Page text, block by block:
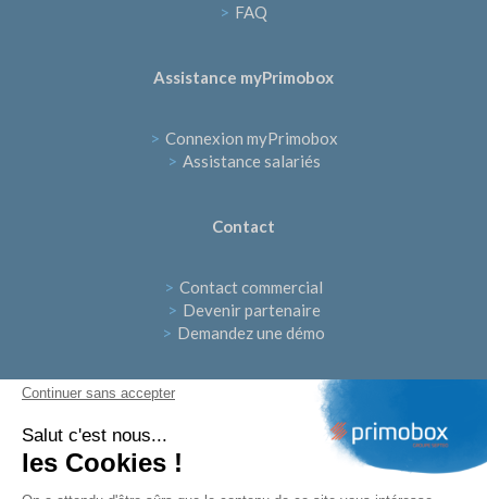
> FAQ
Assistance myPrimobox
> Connexion myPrimobox
> Assistance salariés
Contact
> Contact commercial
> Devenir partenaire
> Demandez une démo
Continuer sans accepter
Salut c'est nous...
les Cookies !